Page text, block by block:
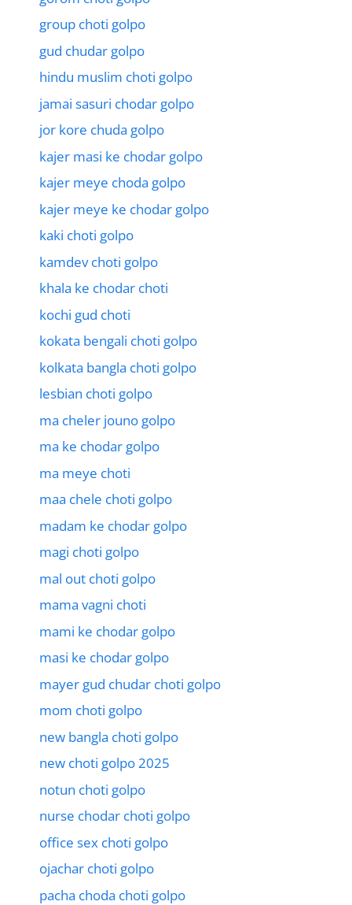
group choti golpo
gud chudar golpo
hindu muslim choti golpo
jamai sasuri chodar golpo
jor kore chuda golpo
kajer masi ke chodar golpo
kajer meye choda golpo
kajer meye ke chodar golpo
kaki choti golpo
kamdev choti golpo
khala ke chodar choti
kochi gud choti
kokata bengali choti golpo
kolkata bangla choti golpo
lesbian choti golpo
ma cheler jouno golpo
ma ke chodar golpo
ma meye choti
maa chele choti golpo
madam ke chodar golpo
magi choti golpo
mal out choti golpo
mama vagni choti
mami ke chodar golpo
masi ke chodar golpo
mayer gud chudar choti golpo
mom choti golpo
new bangla choti golpo
new choti golpo 2025
notun choti golpo
nurse chodar choti golpo
office sex choti golpo
ojachar choti golpo
pacha choda choti golpo